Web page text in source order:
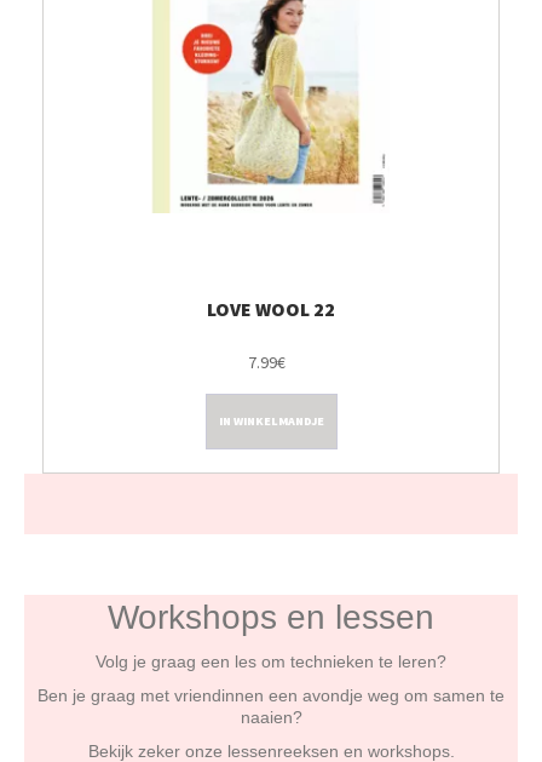
LOVE WOOL 22
7.99€
IN WINKELMANDJE
Workshops en lessen
Volg je graag een les om technieken te leren?
Ben je graag met vriendinnen een avondje weg om samen te
naaien?
Bekijk zeker onze lessenreeksen en workshops.